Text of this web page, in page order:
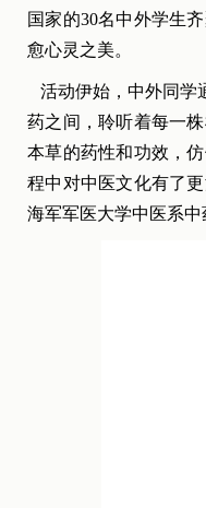
国家的30名中外学生
愈心灵之美。
活动伊始，中外同学
药之间，聆听着每一
本草的药性和功效，
程中对中医文化有了
海军军医大学中医系中